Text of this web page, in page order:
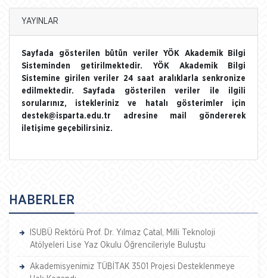
YAYINLAR
Sayfada gösterilen bütün veriler YÖK Akademik Bilgi
Sisteminden getirilmektedir. YÖK Akademik Bilgi
Sistemine girilen veriler 24 saat aralıklarla senkronize
edilmektedir. Sayfada gösterilen veriler ile ilgili
sorularınız, istekleriniz ve hatalı gösterimler için
destek@isparta.edu.tr adresine mail göndererek
iletişime geçebilirsiniz.
HABERLER
ISUBÜ Rektörü Prof. Dr. Yılmaz Çatal, Milli Teknoloji
Atölyeleri Lise Yaz Okulu Öğrencileriyle Buluştu
Akademisyenimiz TÜBİTAK 3501 Projesi Desteklenmeye